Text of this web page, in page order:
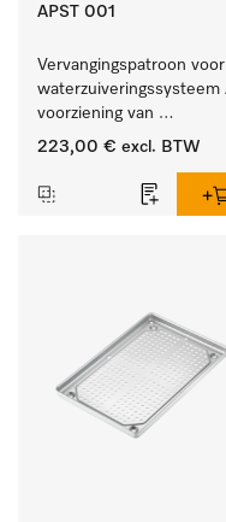
APST 001
Vervangingspatroon voor
waterzuiveringssysteem
voorziening van
gedemineraliseerd water.
223,00 € excl. BTW